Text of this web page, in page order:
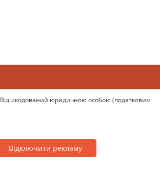
Відшкодований юридичною особою (податковим
Відключити рекламу